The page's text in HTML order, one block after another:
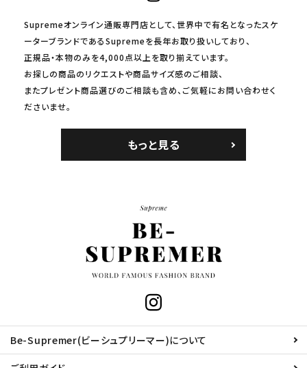
Supremeオンライン通販専門店として、世界中で有名となったスケ
ーターブランドであるSupremeを長年お取り扱いしており、
正規品・本物のみを4,000点以上を取り揃えています。
お探しの商品のリクエストや商品サイズ感のご相談、
またプレゼント商品選びのご相談も含め、ご気軽にお問い合わせく
ださいませ。
もっと見る
Be-Supremer(ビーシュプリーマー)について